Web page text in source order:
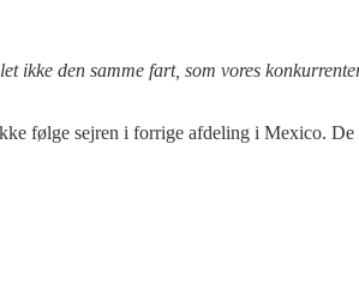
ikke den samme fart, som vores
følge sejren i forrige afdeling i Mexico. De